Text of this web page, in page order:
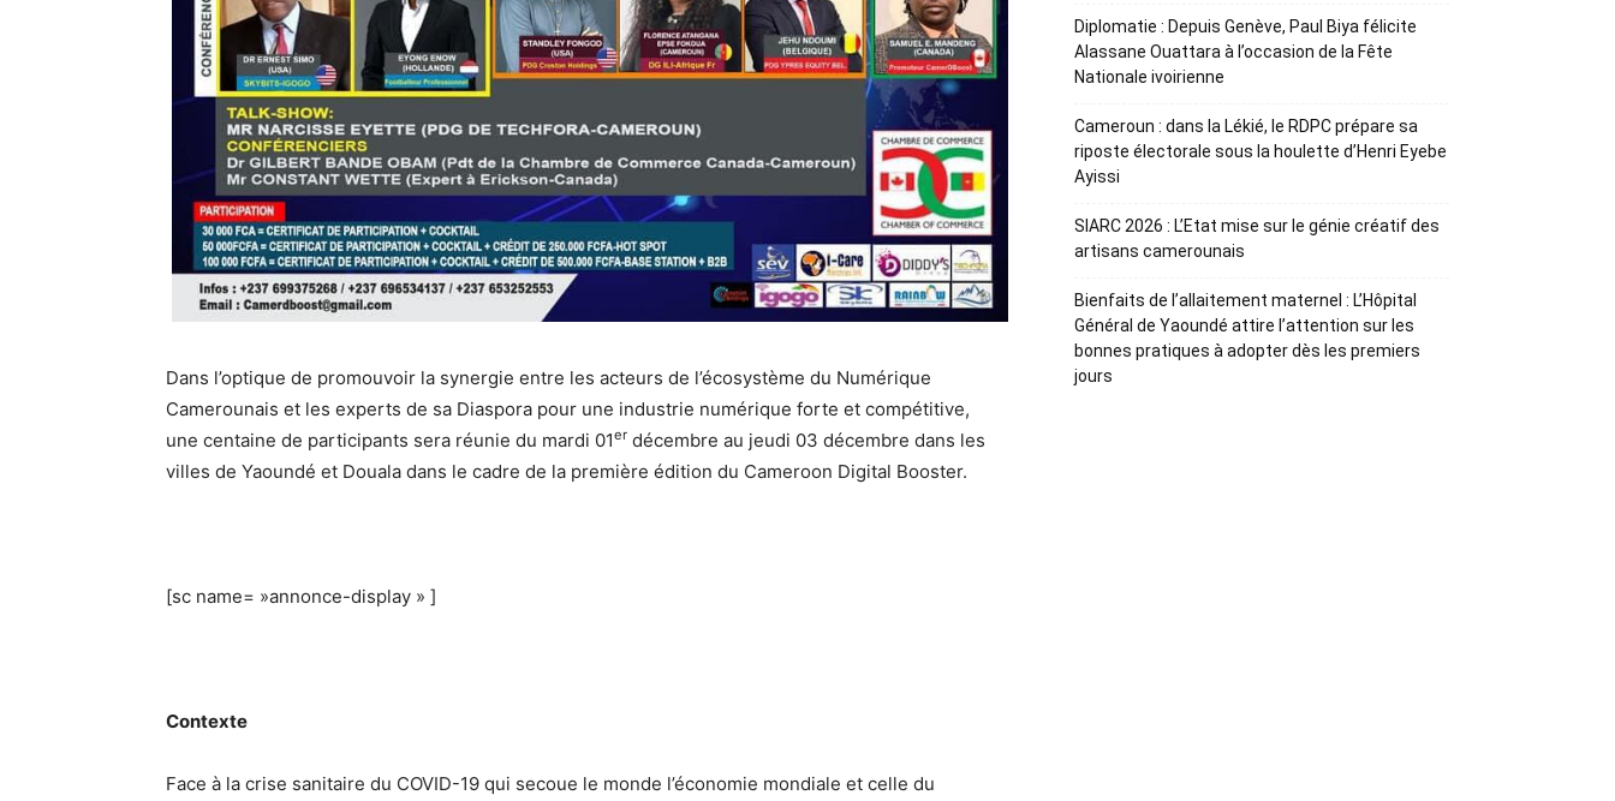
Dans l’optique de promouvoir la synergie entre les acteurs de l’écosystème du Numérique
Camerounais et les experts de sa Diaspora pour une industrie numérique forte et compétitive,
une centaine de participants sera réunie du mardi 01er décembre au jeudi 03 décembre dans les
villes de Yaoundé et Douala dans le cadre de la première édition du Cameroon Digital Booster.
[sc name= »annonce-display » ]
Contexte
Face à la crise sanitaire du COVID-19 qui secoue le monde l’économie mondiale et celle du
Diplomatie : Depuis Genève, Paul Biya félicite
Alassane Ouattara à l’occasion de la Fête
Nationale ivoirienne
Cameroun : dans la Lékié, le RDPC prépare sa
riposte électorale sous la houlette d’Henri Eyebe
Ayissi
SIARC 2026 : L’Etat mise sur le génie créatif des
artisans camerounais
Bienfaits de l’allaitement maternel : L’Hôpital
Général de Yaoundé attire l’attention sur les
bonnes pratiques à adopter dès les premiers
jours